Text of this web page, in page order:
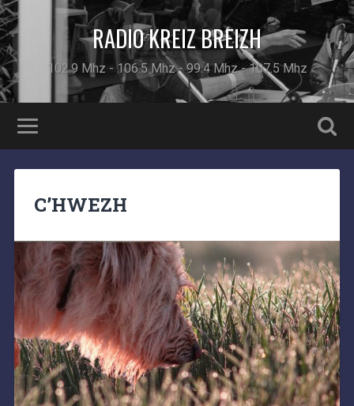
RADIO KREIZ BREIZH
102.9 Mhz - 106.5 Mhz - 99.4 Mhz - 107.5 Mhz
C’HWEZH